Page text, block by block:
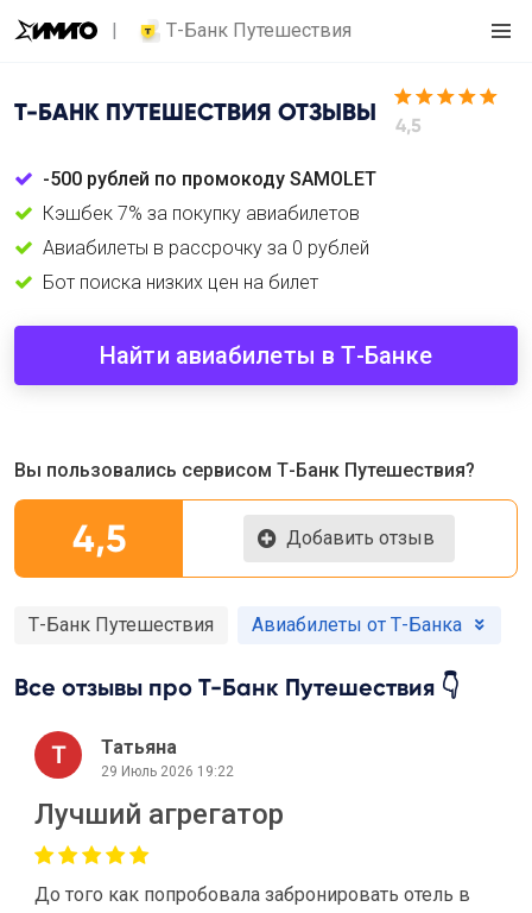
Т-Банк Путешествия
Т-БАНК ПУТЕШЕСТВИЯ ОТЗЫВЫ 4,5
-500 рублей по промокоду SAMOLET
Кэшбек 7% за покупку авиабилетов
Авиабилеты в рассрочку за 0 рублей
Бот поиска низких цен на билет
Найти авиабилеты в Т-Банке
Вы пользовались сервисом Т-Банк Путешествия?
4,5 Добавить отзыв
Т-Банк Путешествия Авиабилеты от Т-Банка
Все отзывы про Т-Банк Путешествия 👇
Татьяна
29 Июль 2026 19:22
Лучший агрегатор
До того как попробовала забронировать отель в